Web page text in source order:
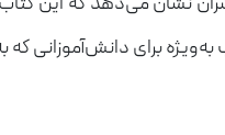
به‌ویژه برای